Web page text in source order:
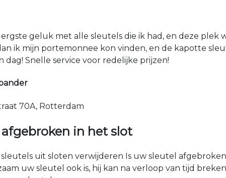
geluk met alle sleutels die ik had, en deze plek
ik mijn portemonnee kon vinden, en de kapotte
dag! Snelle service voor redelijke prijzen!
70A, Rotterdam
in het slot
uit sloten verwijderen Is uw sleutel
uw sleutel ook is, hij kan na verloop van tijd